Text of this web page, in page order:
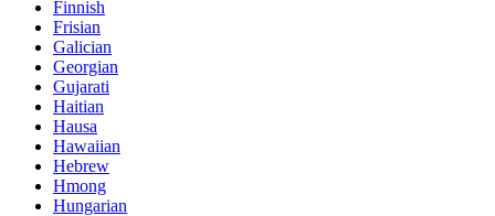
Finnish
Frisian
Galician
Georgian
Gujarati
Haitian
Hausa
Hawaiian
Hebrew
Hmong
Hungarian